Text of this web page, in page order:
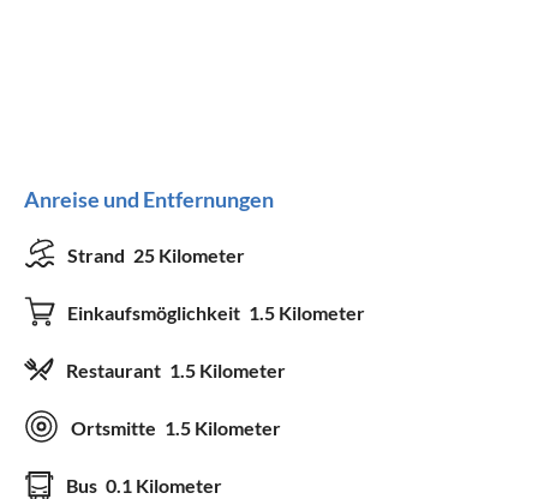
Anreise und Entfernungen
Strand 25 Kilometer
Einkaufsmöglichkeit 1.5 Kilometer
Restaurant 1.5 Kilometer
Ortsmitte 1.5 Kilometer
Bus 0.1 Kilometer